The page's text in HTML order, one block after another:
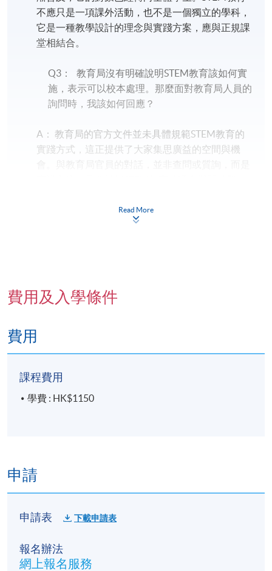
不應只是一項課外活動，也不是一個獨立的學科，
它是一種教學設計的理念與實踐方案，應與正規課
堂相結合。
Q3： 教育局沒有明確說明STEM教育該如何實
施，表示可以校本處理。那麼面對教育局人員的
詢問時，我該如何回應？
A： 教育局的官方文件並未具體規範STEM教育的
實踐方式，這正提供了大家集思廣益的空間與機
供豐富的靈感和專業對話的方法。
A： 沒錯！本課程除了探討STEM的實踐理論與教
報名代碼
逢周四，2:30pm - 5:30pm
地點
Read More
費用及入學條件
費用
課程費用
學費 : HK$1150
申請
申請表 下載申請表
報名辦法
網上報名服務